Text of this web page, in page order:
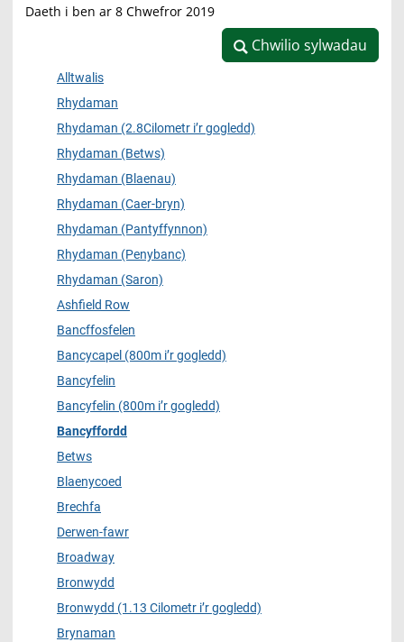
Daeth i ben ar 8 Chwefror 2019
Chwilio sylwadau
Chwilio sylwadau
Alltwalis
Rhydaman
Rhydaman (2.8Cilometr i’r gogledd)
Rhydaman (Betws)
Rhydaman (Blaenau)
Rhydaman (Caer-bryn)
Rhydaman (Pantyffynnon)
Rhydaman (Penybanc)
Rhydaman (Saron)
Ashfield Row
Bancffosfelen
Bancycapel (800m i’r gogledd)
Bancyfelin
Bancyfelin (800m i’r gogledd)
Bancyffordd
Betws
Blaenycoed
Brechfa
Derwen-fawr
Broadway
Bronwydd
Bronwydd (1.13 Cilometr i’r gogledd)
Brynaman